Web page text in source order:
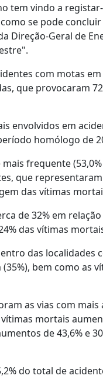
tem vindo a
se pode
Geral de
com motas
que provocaram
envolvidos em
homólogo de
frequente
que
das vítimas
de 32% em
das vítimas
das localidades
bem como as
as vias com
mortais
de 43,6% e
do total de